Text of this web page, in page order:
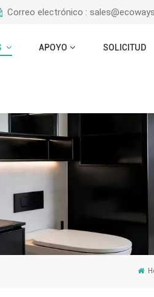
Correo electrónico :
APOYO SOLICITUD